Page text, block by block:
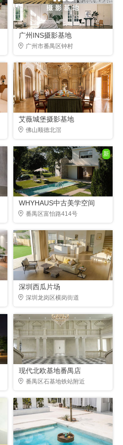
广州INS摄影基地
广州市番禺区钟村
艾薇城堡摄影基地
佛山顺德北滘
新
WHYHAUS中古美学空间
番禺区富怡路414号
深圳西瓜片场
深圳龙岗区横岗街道
现代北欧基地番禺店
番禺区石基地铁站附近